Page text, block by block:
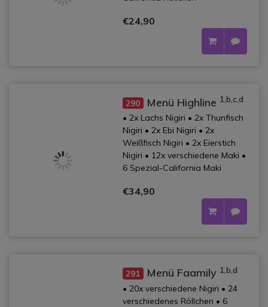
€24,90
290 Menü Highline 1,b,c,d
• 2x Lachs Nigiri • 2x Thunfisch
Nigiri • 2x Ebi Nigiri • 2x
Weißfisch Nigiri • 2x Eierstich
Nigiri • 12x verschiedene Maki •
6 Spezial-California Maki
€34,90
291 Menü Faamily 1,b,d
• 20x verschiedene Nigiri • 24
verschiedenes Röllchen • 6